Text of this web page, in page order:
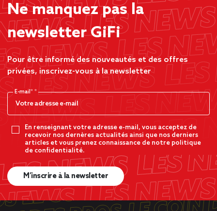
Ne manquez pas la
newsletter GiFi
Pour être informé des nouveautés et des offres
privées, inscrivez-vous à la newsletter
E-mail*
En renseignant votre adresse e-mail, vous acceptez de
recevoir nos dernères actualités ainsi que nos derniers
articles et vous prenez connaissance de notre politique
de confidentialité.
M’inscrire à la newsletter